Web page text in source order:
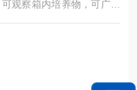
观察箱内培养物，可广泛
无菌试验及工业产品的原